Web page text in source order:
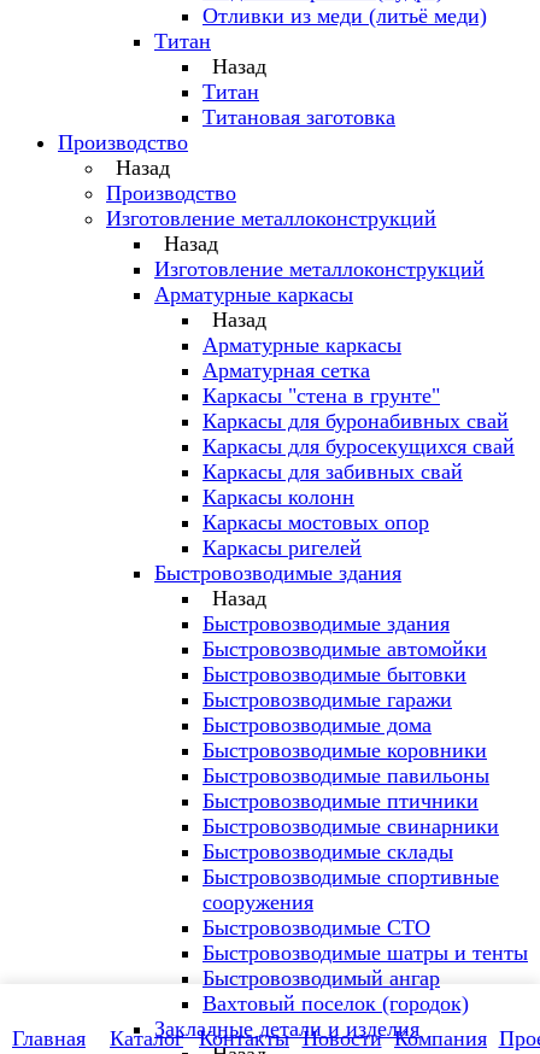
Отливки из меди (литьё меди)
Титан
Назад
Титан
Титановая заготовка
Производство
Назад
Производство
Изготовление металлоконструкций
Назад
Изготовление металлоконструкций
Арматурные каркасы
Назад
Арматурные каркасы
Арматурная сетка
Каркасы "стена в грунте"
Каркасы для буронабивных свай
Каркасы для буросекущихся свай
Каркасы для забивных свай
Каркасы колонн
Каркасы мостовых опор
Каркасы ригелей
Быстровозводимые здания
Назад
Быстровозводимые здания
Быстровозводимые автомойки
Быстровозводимые бытовки
Быстровозводимые гаражи
Быстровозводимые дома
Быстровозводимые коровники
Быстровозводимые павильоны
Быстровозводимые птичники
Быстровозводимые свинарники
Быстровозводимые склады
Быстровозводимые спортивные
сооружения
Быстровозводимые СТО
Быстровозводимые шатры и тенты
Быстровозводимый ангар
Вахтовый поселок (городок)
Закладные детали и изделия
Главная Каталог Контакты Новости Компания